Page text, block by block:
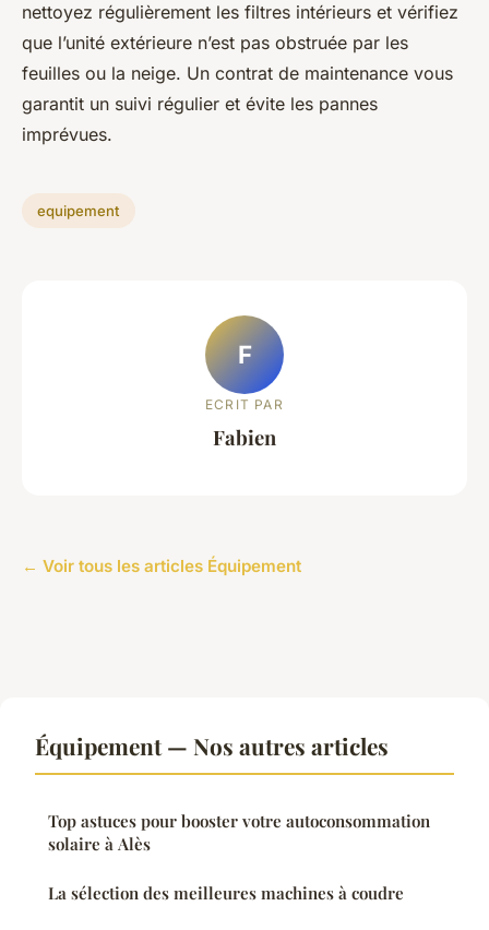
nettoyez régulièrement les filtres intérieurs et vérifiez
que l’unité extérieure n’est pas obstruée par les
feuilles ou la neige. Un contrat de maintenance vous
garantit un suivi régulier et évite les pannes
imprévues.
equipement
F
ECRIT PAR
Fabien
← Voir tous les articles Équipement
Équipement — Nos autres articles
Top astuces pour booster votre autoconsommation
solaire à Alès
La sélection des meilleures machines à coudre